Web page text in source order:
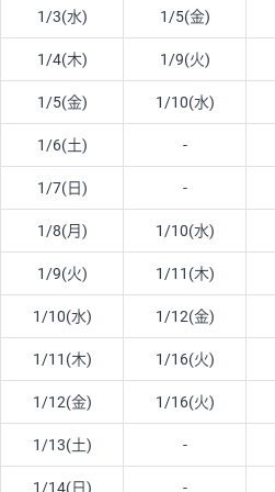
1/3(水) 1/5(金)
1/4(木) 1/9(火)
1/5(金) 1/10(水)
1/6(土) -
1/7(日) -
1/8(月) 1/10(水)
1/9(火) 1/11(木)
1/10(水) 1/12(金)
1/11(木) 1/16(火)
1/12(金) 1/16(火)
1/13(土) -
1/14(日) -